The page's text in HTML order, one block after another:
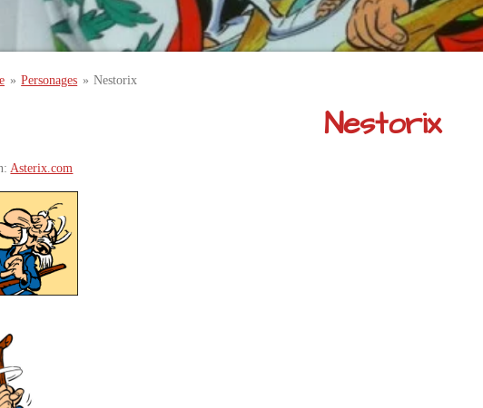
» Personages » Nestorix
Nestorix
Asterix.com